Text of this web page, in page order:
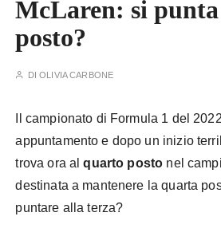
McLaren: si
posto?
DIOLIVIA CARBONE
Il campionato di Formula 1 del
appuntamento e dopo un inizio
trova ora alquarto posto nel
destinata a mantenere la quarta
puntare alla terza?